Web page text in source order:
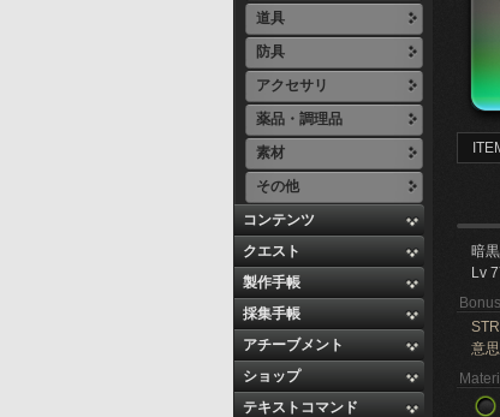
道具
防具
アクセサリ
薬品・調理品
素材
その他
コンテンツ
クエスト
製作手帳
採集手帳
アチーブメント
ショップ
テキストコマンド
暗
Lv
STR
意